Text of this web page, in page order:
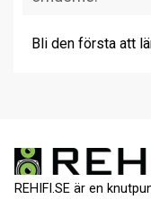
Bli den första att
REHIFI.SE är en